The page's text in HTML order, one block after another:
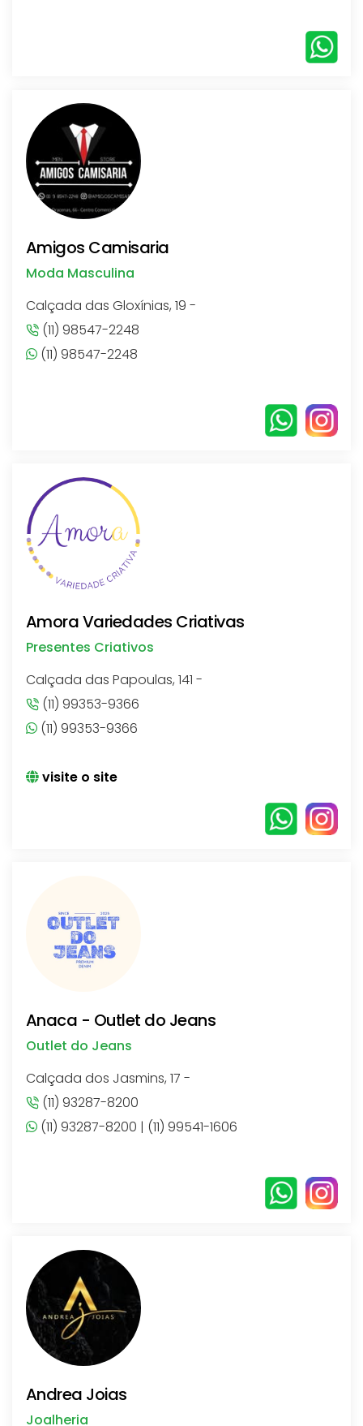
Amigos Camisaria
Moda Masculina
Calçada das Gloxínias, 19 -
(11) 98547-2248
(11) 98547-2248
Amora Variedades Criativas
Presentes Criativos
Calçada das Papoulas, 141 -
(11) 99353-9366
(11) 99353-9366
visite o site
Anaca - Outlet do Jeans
Outlet do Jeans
Calçada dos Jasmins, 17 -
(11) 93287-8200
(11) 93287-8200 | (11) 99541-1606
Andrea Joias
Joalheria